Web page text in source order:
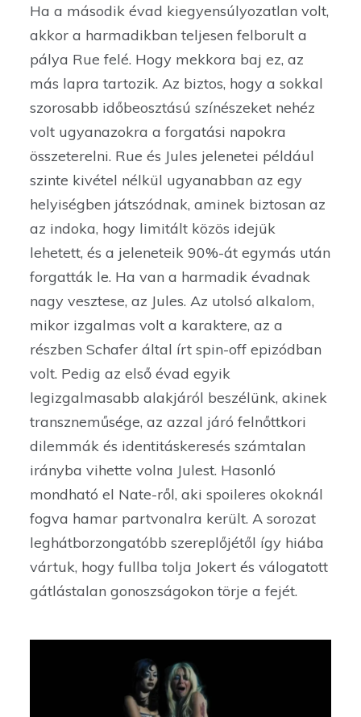
Ha a második évad kiegyensúlyozatlan volt,
akkor a harmadikban teljesen felborult a
pálya Rue felé. Hogy mekkora baj ez, az
más lapra tartozik. Az biztos, hogy a sokkal
szorosabb időbeosztású színészeket nehéz
volt ugyanazokra a forgatási napokra
összeterelni. Rue és Jules jelenetei például
szinte kivétel nélkül ugyanabban az egy
helyiségben játszódnak, aminek biztosan az
az indoka, hogy limitált közös idejük
lehetett, és a jeleneteik 90%-át egymás után
forgatták le. Ha van a harmadik évadnak
nagy vesztese, az Jules. Az utolsó alkalom,
mikor izgalmas volt a karaktere, az a
részben Schafer által írt spin-off epizódban
volt. Pedig az első évad egyik
legizgalmasabb alakjáról beszélünk, akinek
transzneműsége, az azzal járó felnőttkori
dilemmák és identitáskeresés számtalan
irányba vihette volna Julest. Hasonló
mondható el Nate-ről, aki spoileres okoknál
fogva hamar partvonalra került. A sorozat
leghátborzongatóbb szereplőjétől így hiába
vártuk, hogy fullba tolja Jokert és válogatott
gátlástalan gonoszságokon törje a fejét.